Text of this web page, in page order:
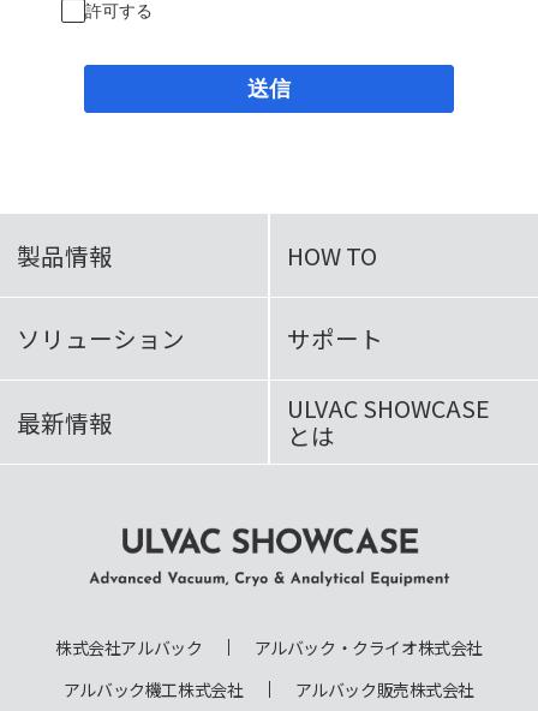
許可する
送信
製品情報 HOW TO
ソリューション サポート
最新情報 ULVAC SHOWCASE
とは
Vacuum, Cryo & Analytical
Equipment
株式会社アルバック
アルバック・クライオ株式会社
アルバック機工株式会社
アルバック販売株式会社